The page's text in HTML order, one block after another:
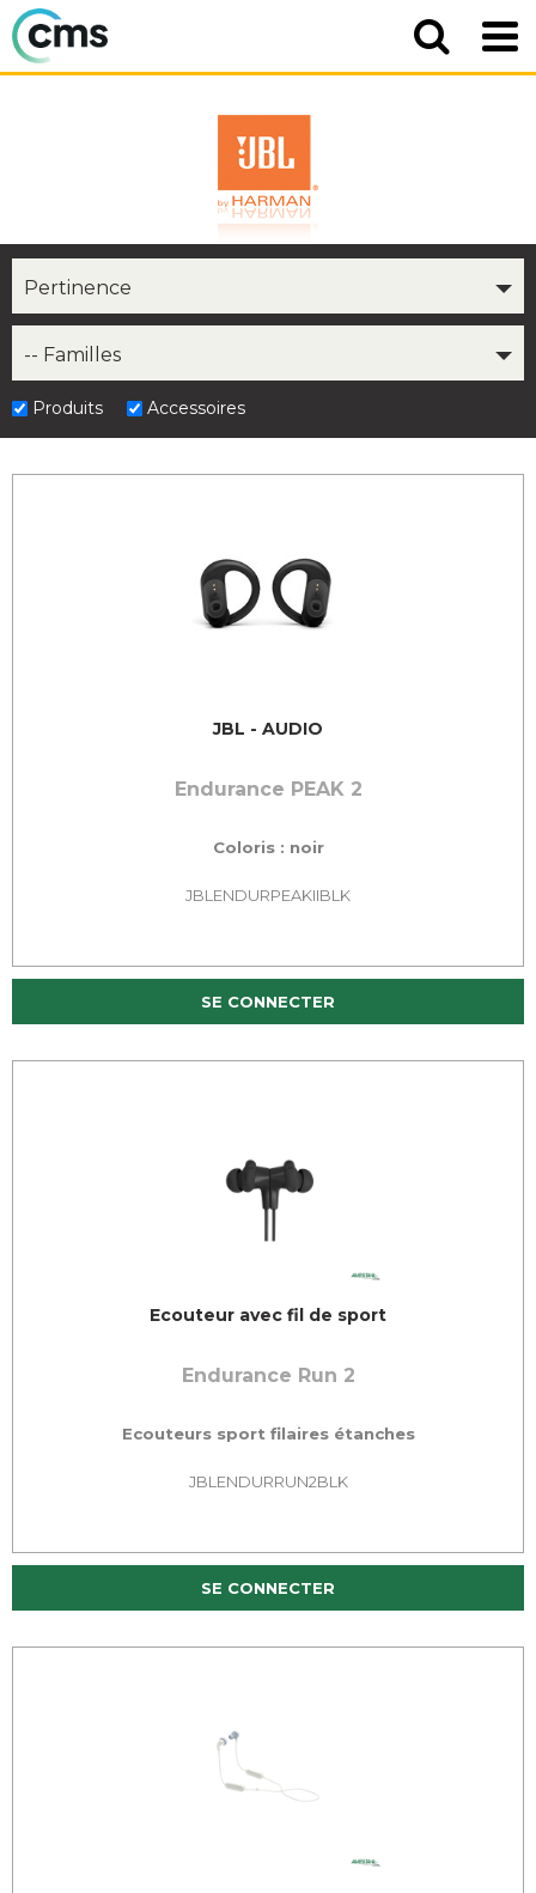
Pertinence
-- Familles
Produits Accessoires
JBL - AUDIO
Endurance PEAK 2
Coloris : noir
JBLENDURPEAKIIBLK
SE CONNECTER
Ecouteur avec fil de sport
Endurance Run 2
Ecouteurs sport filaires étanches
JBLENDURRUN2BLK
SE CONNECTER